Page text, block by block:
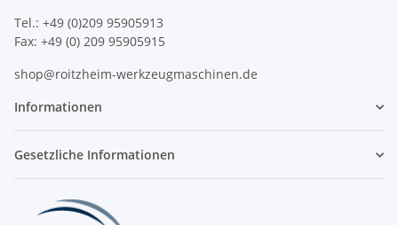
Tel.: +49 (0)209 95905913
Fax: +49 (0) 209 95905915
shop@roitzheim-werkzeugmaschinen.de
Informationen
Gesetzliche Informationen